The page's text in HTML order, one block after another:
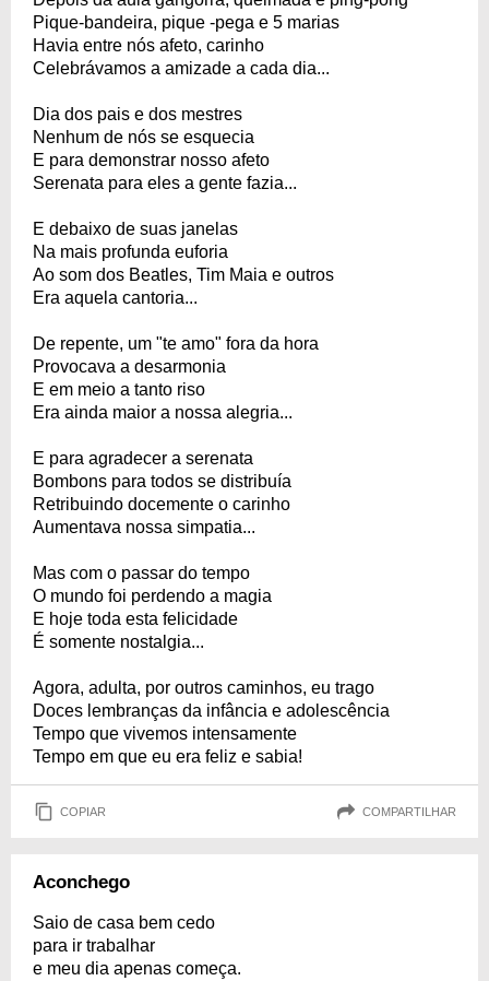
Pique-bandeira, pique -pega e 5 marias
Havia entre nós afeto, carinho
Celebrávamos a amizade a cada dia...
Dia dos pais e dos mestres
Nenhum de nós se esquecia
E para demonstrar nosso afeto
Serenata para eles a gente fazia...
E debaixo de suas janelas
Na mais profunda euforia
Ao som dos Beatles, Tim Maia e outros
Era aquela cantoria...
De repente, um "te amo" fora da hora
Provocava a desarmonia
E em meio a tanto riso
Era ainda maior a nossa alegria...
E para agradecer a serenata
Bombons para todos se distribuía
Retribuindo docemente o carinho
Aumentava nossa simpatia...
Mas com o passar do tempo
O mundo foi perdendo a magia
E hoje toda esta felicidade
É somente nostalgia...
Agora, adulta, por outros caminhos, eu trago
Doces lembranças da infância e adolescência
Tempo que vivemos intensamente
Tempo em que eu era feliz e sabia!
COPIAR COMPARTILHAR
Aconchego
Saio de casa bem cedo
para ir trabalhar
e meu dia apenas começa.